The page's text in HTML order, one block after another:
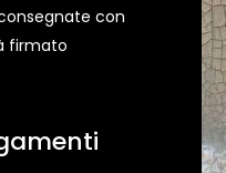
con
firmato